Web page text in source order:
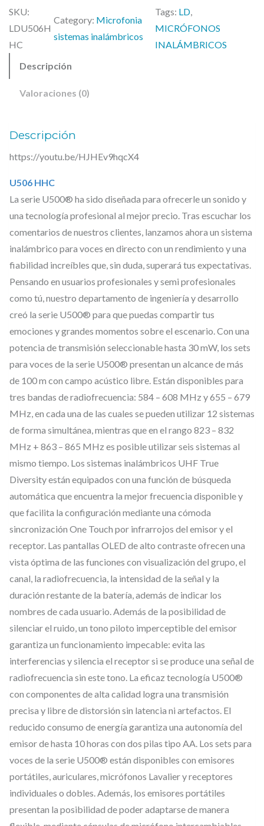
4
5
6
,
0
0
0
6
H
i
s
m
a
d
e
m
i
c
r
ó
f
o
a
l
á
m
b
r
i
c
o
,
T
r
u
e
D
i
v
SKU:
LDU506H
HC
Category: Microfonia
sistemas inalámbricos
Tags: LD,
MICRÓFONOS
INALÁMBRICOS
Descripción
Valoraciones (0)
Descripción
https://youtu.be/HJHEv9hqcX4
U506 HHC
La serie U500® ha sido diseñada para ofrecerle un sonido y
una tecnología profesional al mejor precio. Tras escuchar los
comentarios de nuestros clientes, lanzamos ahora un sistema
inalámbrico para voces en directo con un rendimiento y una
fiabilidad increíbles que, sin duda, superará tus expectativas.
Pensando en usuarios profesionales y semi profesionales
como tú, nuestro departamento de ingeniería y desarrollo
creó la serie U500® para que puedas compartir tus
emociones y grandes momentos sobre el escenario. Con una
potencia de transmisión seleccionable hasta 30 mW, los sets
para voces de la serie U500® presentan un alcance de más
de 100 m con campo acústico libre. Están disponibles para
tres bandas de radiofrecuencia: 584 – 608 MHz y 655 – 679
MHz, en cada una de las cuales se pueden utilizar 12 sistemas
de forma simultánea, mientras que en el rango 823 – 832
MHz + 863 – 865 MHz es posible utilizar seis sistemas al
mismo tiempo. Los sistemas inalámbricos UHF True
Diversity están equipados con una función de búsqueda
automática que encuentra la mejor frecuencia disponible y
que facilita la configuración mediante una cómoda
sincronización One Touch por infrarrojos del emisor y el
receptor. Las pantallas OLED de alto contraste ofrecen una
vista óptima de las funciones con visualización del grupo, el
canal, la radiofrecuencia, la intensidad de la señal y la
duración restante de la batería, además de indicar los
nombres de cada usuario. Además de la posibilidad de
silenciar el ruido, un tono piloto imperceptible del emisor
garantiza un funcionamiento impecable: evita las
interferencias y silencia el receptor si se produce una señal de
radiofrecuencia sin este tono. La eficaz tecnología U500®
con componentes de alta calidad logra una transmisión
precisa y libre de distorsión sin latencia ni artefactos. El
reducido consumo de energía garantiza una autonomía del
emisor de hasta 10 horas con dos pilas tipo AA. Los sets para
voces de la serie U500® están disponibles con emisores
portátiles, auriculares, micrófonos Lavalier y receptores
individuales o dobles. Además, los emisores portátiles
presentan la posibilidad de poder adaptarse de manera